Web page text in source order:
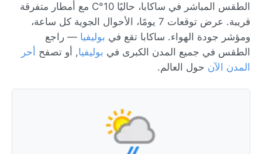
الطقس المباشر في ساكابا، حاليًا 10°C مع أمطار متفرقة
قريبة. عرض توقعات 7 يومًا، الأحوال الجوية كل ساعة،
ومؤشر جودة الهواء. ساكابا تقع في بوليفيا — راجع
الطقس في جميع المدن الكبرى في بوليفيا, أو تصفح أحر
المدن الآن حول العالم.